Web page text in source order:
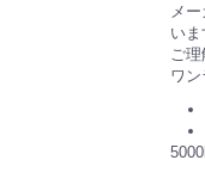
メ
いま
ご理
ワン